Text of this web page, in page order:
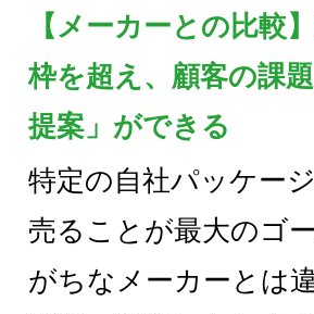
【メーカーとの比較
枠を超え、顧客の課
提案」ができる
特定の自社パッケー
売ることが最大のゴ
がちなメーカーとは